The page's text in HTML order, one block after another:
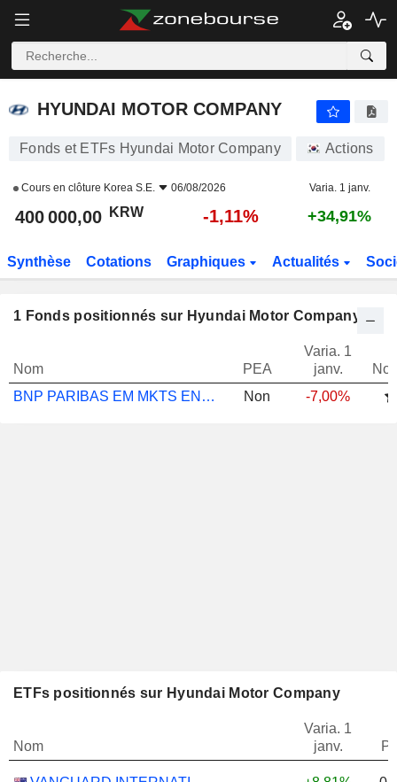
HYUNDAI MOTOR COMPANY
Fonds et ETFs Hyundai Motor Company Actions
Cours en clôture Korea S.E. 06/08/2026 Varia. 1 janv.
400 000,00 KRW -1,11% +34,91%
Synthèse Cotations Graphiques Actualités
1 Fonds positionnés sur Hyundai Motor Company
Nom PEA
Varia. 1
janv.
BNP PARIBAS EM MKTS ENVIRTL SOLU I CAP
Non -7,00%
ETFs positionnés sur Hyundai Motor Company
Nom
Varia. 1
janv.